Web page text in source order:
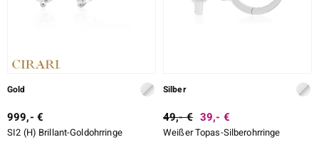
Gold
999,- €
SI2 (H) Brillant-Goldohrringe
Silber
49,- € 39,- €
Weißer Topas-Silberohrringe